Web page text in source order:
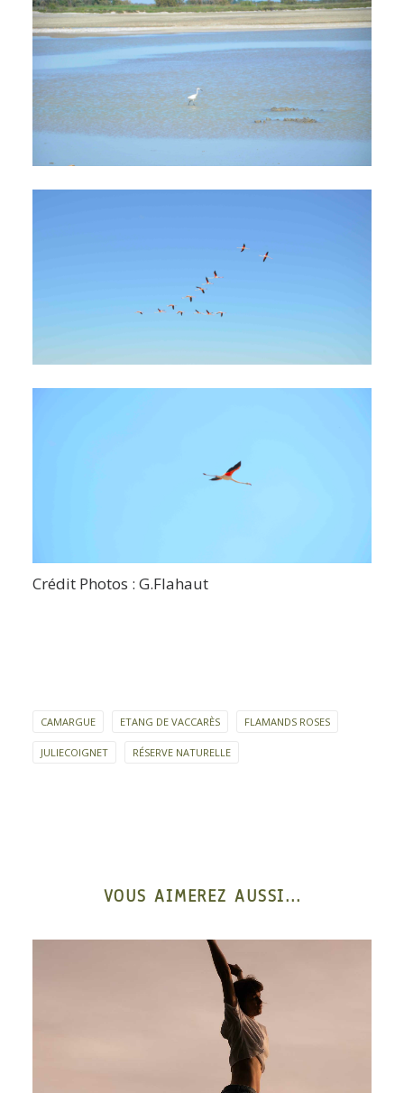
Crédit Photos : G.Flahaut
CAMARGUE ETANG DE VACCARÈS FLAMANDS ROSES
JULIECOIGNET RÉSERVE NATURELLE
VOUS AIMEREZ AUSSI...